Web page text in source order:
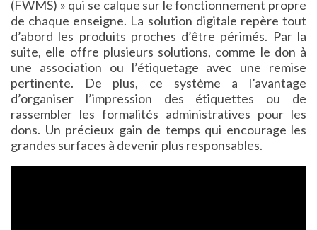
(FWMS) » qui se calque sur le fonctionnement propre
de chaque enseigne. La solution digitale repère tout
d’abord les produits proches d’être périmés. Par la
suite, elle offre plusieurs solutions, comme le don à
une association ou l’étiquetage avec une remise
pertinente. De plus, ce système a l’avantage
d’organiser l’impression des étiquettes ou de
rassembler les formalités administratives pour les
dons. Un précieux gain de temps qui encourage les
grandes surfaces à devenir plus responsables.